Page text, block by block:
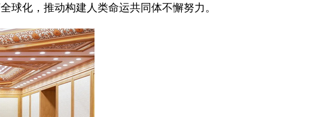
球化，推动构建人类命运共同体不懈努力。